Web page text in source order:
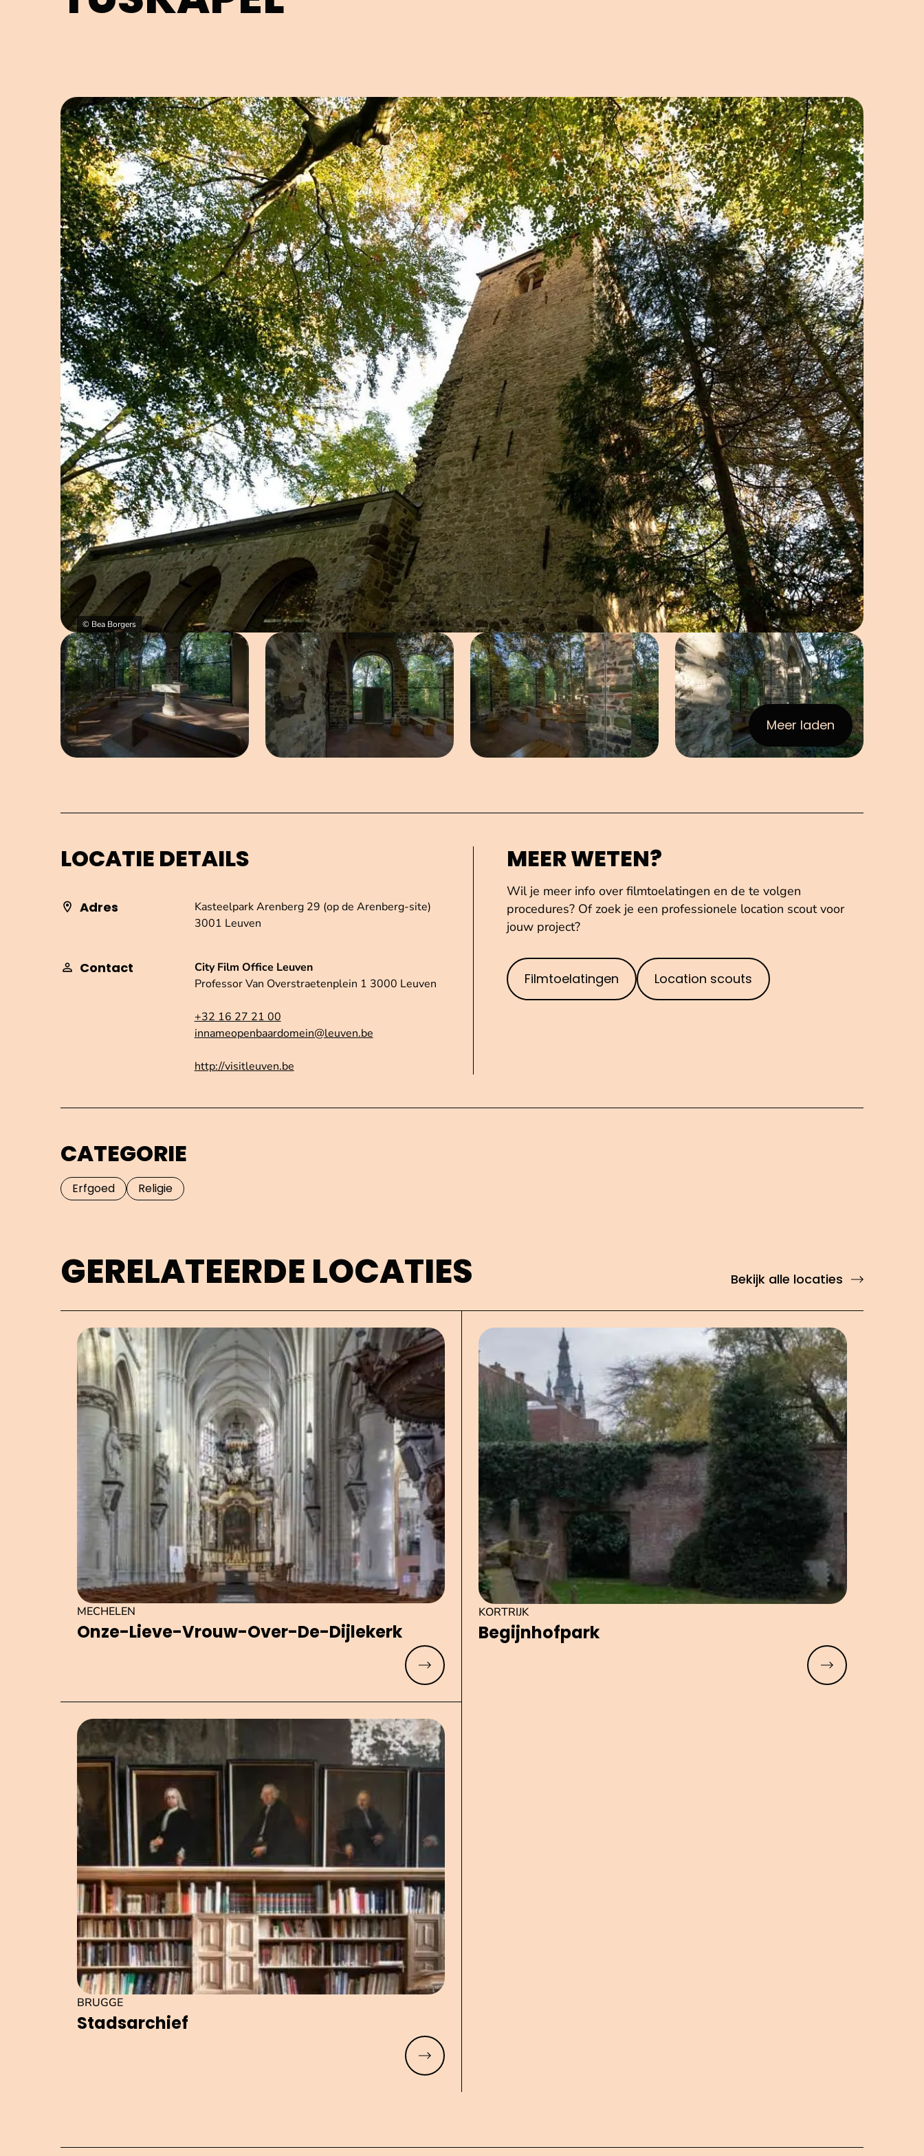
Open afbeelding in popup
© Bea Borgers
Open afbeelding in popup Open afbeelding in popup Open afbeelding in popup Open afbeelding in popup
Meer laden
:afbeeldingen
LOCATIE DETAILS
Adres
Kasteelpark Arenberg 29 (op de Arenberg-site)
3001 Leuven
Contact
City Film Office Leuven
Professor Van Overstraetenplein 1 3000 Leuven
+32 16 27 21 00
innameopenbaardomein@leuven.be
http://visitleuven.be
MEER WETEN?
Wil je meer info over filmtoelatingen en de te volgen
procedures? Of zoek je een professionele location scout voor
jouw project?
Filmtoelatingen Location scouts
CATEGORIE
Erfgoed Religie
GERELATEERDE LOCATIES Bekijk alle locaties
Onze-Lieve-Vrouw-Over-De-Dijlekerk
MECHELEN
Meer lezen
Be­gijn­hof­park
KORTRIJK
Meer lezen
Stads­ar­chief
BRUGGE
Meer lezen